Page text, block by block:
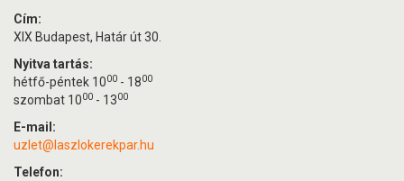
Cím:
XIX Budapest, Határ út 30.
Nyitva tartás:
hétfő-péntek 1000 - 1800
szombat 1000 - 1300
E-mail:
uzlet@laszlokerekpar.hu
Telefon: